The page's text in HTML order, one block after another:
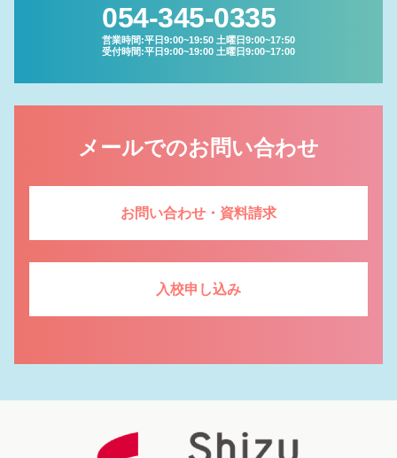
オンライン学科
入校申し込み
個人情報保護方針
情報セキュリティ基本方針
054-345-0335
営業時間:平日9:00~19:50 土曜日9:00~17:50
受付時間:平日9:00~19:00 土曜日9:00~17:00
メールでのお問い合わせ
お問い合わせ・資料請求
入校申し込み